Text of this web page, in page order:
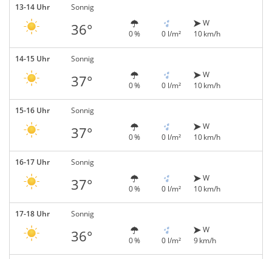
13-14 Uhr Sonnig
36° 0 % 0 l/m²
W
10 km/h
14-15 Uhr Sonnig
37° 0 % 0 l/m²
W
10 km/h
15-16 Uhr Sonnig
37° 0 % 0 l/m²
W
10 km/h
16-17 Uhr Sonnig
37° 0 % 0 l/m²
W
10 km/h
17-18 Uhr Sonnig
36° 0 % 0 l/m²
W
9 km/h